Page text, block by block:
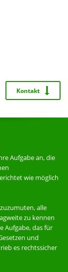
Kontakt
Aufgabe an, die
wie möglich
alle
zu kennen
Aufgabe, das für
und
es rechtssicher